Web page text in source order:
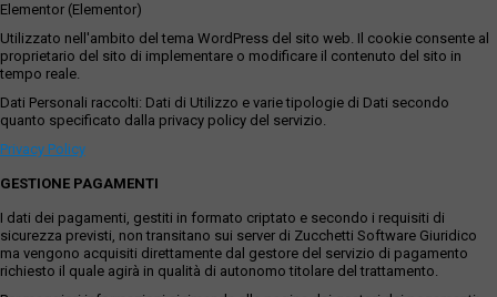
Elementor (Elementor)
Utilizzato nell'ambito del tema WordPress del sito web. Il cookie consente al
proprietario del sito di implementare o modificare il contenuto del sito in
tempo reale.
Dati Personali raccolti: Dati di Utilizzo e varie tipologie di Dati secondo
quanto specificato dalla privacy policy del servizio.
Privacy Policy
GESTIONE PAGAMENTI
I dati dei pagamenti, gestiti in formato criptato e secondo i requisiti di
sicurezza previsti, non transitano sui server di Zucchetti Software Giuridico
ma vengono acquisiti direttamente dal gestore del servizio di pagamento
richiesto il quale agirà in qualità di autonomo titolare del trattamento.